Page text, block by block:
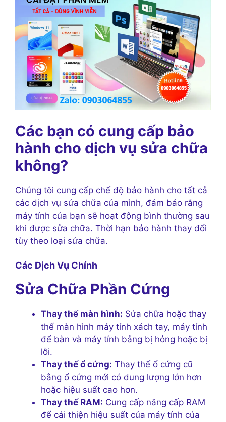
Các bạn có cung cấp bảo
hành cho dịch vụ sửa chữa
không?
Chúng tôi cung cấp chế độ bảo hành cho tất cả
các dịch vụ sửa chữa của mình, đảm bảo rằng
máy tính của bạn sẽ hoạt động bình thường sau
khi được sửa chữa. Thời hạn bảo hành thay đổi
tùy theo loại sửa chữa.
Các Dịch Vụ Chính
Sửa Chữa Phần Cứng
Thay thế màn hình: Sửa chữa hoặc thay
thế màn hình máy tính xách tay, máy tính
để bàn và máy tính bảng bị hỏng hoặc bị
lỗi.
Thay thế ổ cứng: Thay thế ổ cứng cũ
bằng ổ cứng mới có dung lượng lớn hơn
hoặc hiệu suất cao hơn.
Thay thế RAM: Cung cấp nâng cấp RAM
để cải thiện hiệu suất của máy tính của